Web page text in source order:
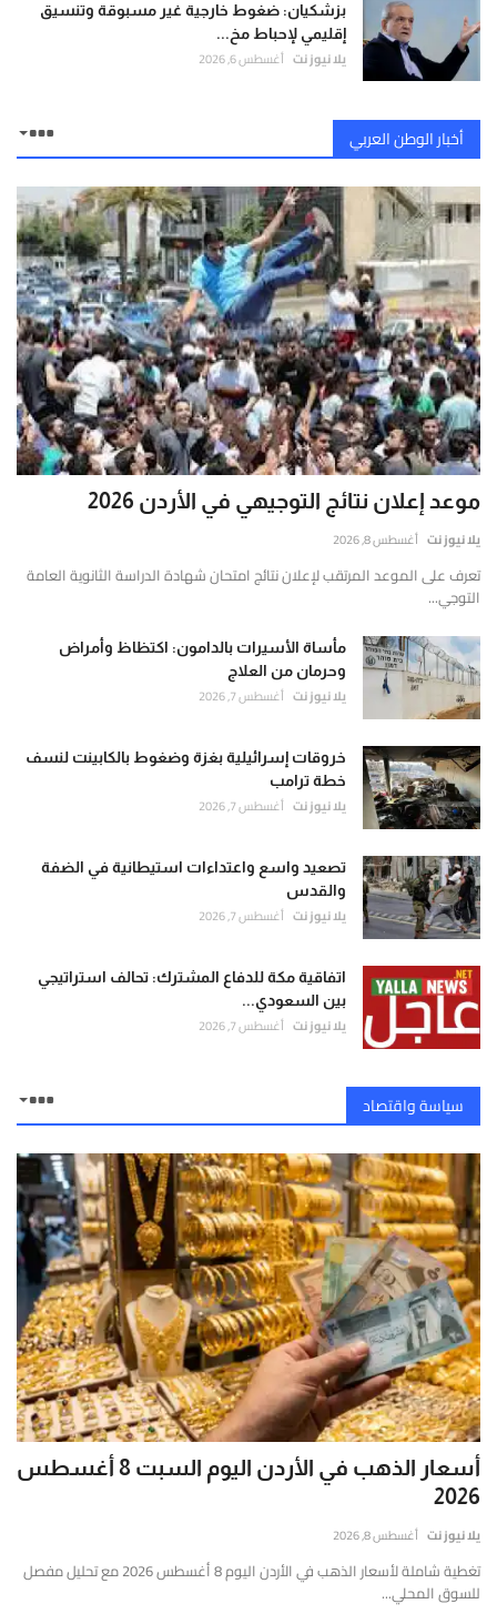
بزشكيان: ضغوط خارجية غير مسبوقة وتنسيق
إقليمي لإحباط مخ...
يلا نيوز نت أغسطس 6, 2026
أخبار الوطن العربي
موعد إعلان نتائج التوجيهي في الأردن 2026
يلا نيوز نت أغسطس 8, 2026
تعرف على الموعد المرتقب لإعلان نتائج امتحان شهادة الدراسة الثانوية العامة
التوجي...
مأساة الأسيرات بالدامون: اكتظاظ وأمراض
وحرمان من العلاج
يلا نيوز نت أغسطس 7, 2026
خروقات إسرائيلية بغزة وضغوط بالكابينت لنسف
خطة ترامب
يلا نيوز نت أغسطس 7, 2026
تصعيد واسع واعتداءات استيطانية في الضفة
والقدس
يلا نيوز نت أغسطس 7, 2026
اتفاقية مكة للدفاع المشترك: تحالف استراتيجي
بين السعودي...
يلا نيوز نت أغسطس 7, 2026
سياسة واقتصاد
أسعار الذهب في الأردن اليوم السبت 8 أغسطس
2026
يلا نيوز نت أغسطس 8, 2026
تغطية شاملة لأسعار الذهب في الأردن اليوم 8 أغسطس 2026 مع تحليل مفصل
للسوق المحلي...